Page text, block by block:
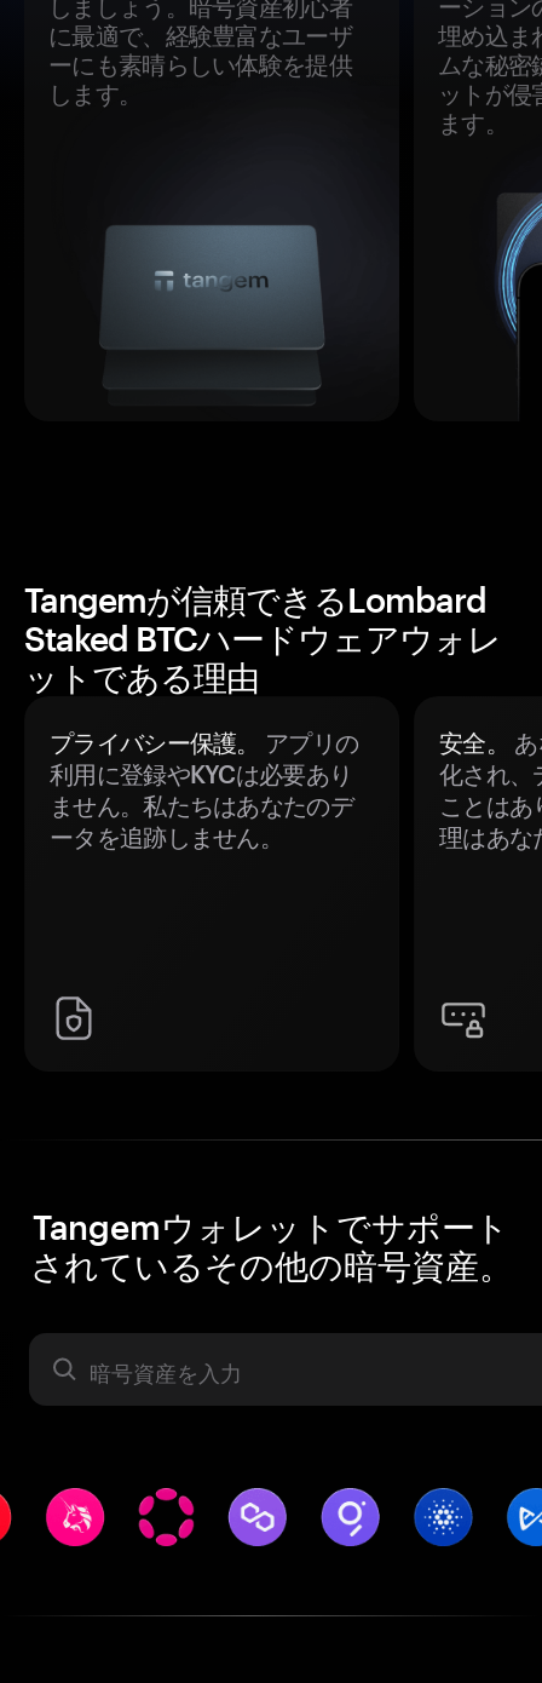
しましょう。暗号資産初心者
に最適で、経験豊富なユーザ
ーにも素晴らしい体験を提供
します。
ーション
埋め込ま
ムな秘密
ットが侵
ます。
Tangemが信頼できるLombard
Staked BTCハードウェアウォレ
ットである理由
プライバシー保護。
アプリの
利用に登録やKYCは必要あり
ません。私たちはあなたのデ
ータを追跡しません。
安全。
化され、
ことはあ
理はあな
Tangemウォレットでサポート
されているその他の暗号資産。
暗号資産